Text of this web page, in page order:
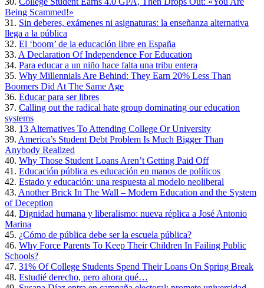
Being Scammed!»
31. Sin deberes, exámenes ni asignaturas: la enseñanza alternativa
llega a la pública
32. El ‘boom’ de la educación libre en España
33. A Declaration Of Independence For Education
34. Para educar a un niño hace falta una tribu entera
35. Why Millennials Are Behind: They Earn 20% Less Than
Boomers Did At The Same Age
36. Educar para ser libres
37. Calling out the radical hate group dominating our education
systems
38. 13 Alternatives To Attending College Or University
39. America’s Student Debt Problem Is Much Bigger Than
Anybody Realized
40. Why Those Student Loans Aren’t Getting Paid Off
41. Educación pública es educación en manos de políticos
42. Estado y educación: una respuesta al modelo neoliberal
43. Another Brick In The Wall – Modern Education and the System
of Deception
44. Dignidad humana y liberalismo: nueva réplica a José Antonio
Marina
45. ¿Cómo de pública debe ser la escuela pública?
46. Why Force Parents To Keep Their Children In Failing Public
Schools?
47. 31% Of College Students Spend Their Loans On Spring Break
48. Estudié derecho, pero ahora qué…